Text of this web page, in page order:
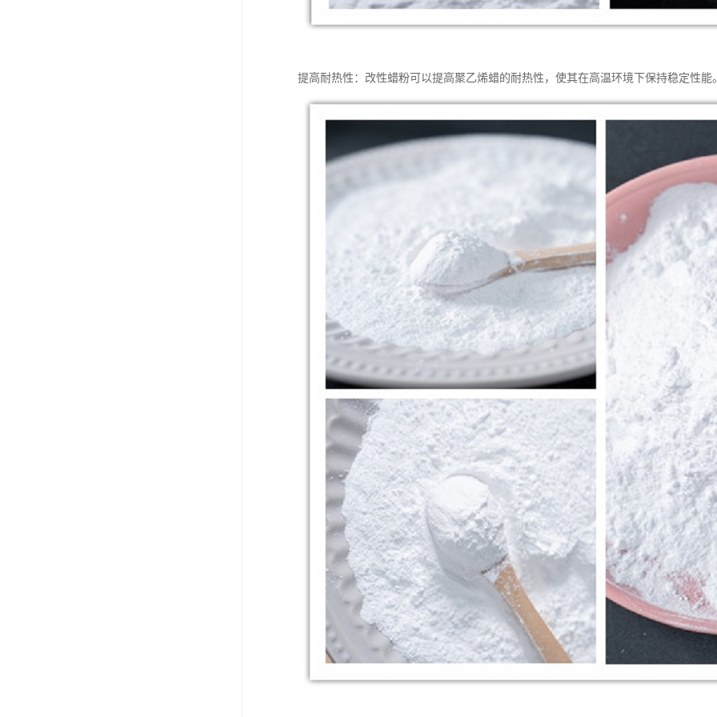
提高耐热性：改性蜡粉可以提高聚乙烯蜡的耐热性，使其在高温环境下保持稳定性能